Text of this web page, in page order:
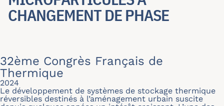
CHANGEMENT DE PHASE
32ème Congrès Français de
Thermique
2024
Le développement de systèmes de stockage thermique
réversibles destinés à l’aménagement urbain suscite